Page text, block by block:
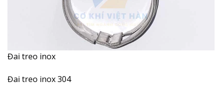
Đai treo inox
Đai treo inox 304